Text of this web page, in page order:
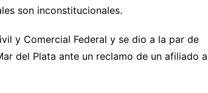
son inconstitucionales.
y Comercial Federal y se dio a la par de
del Plata ante un reclamo de un afiliado a